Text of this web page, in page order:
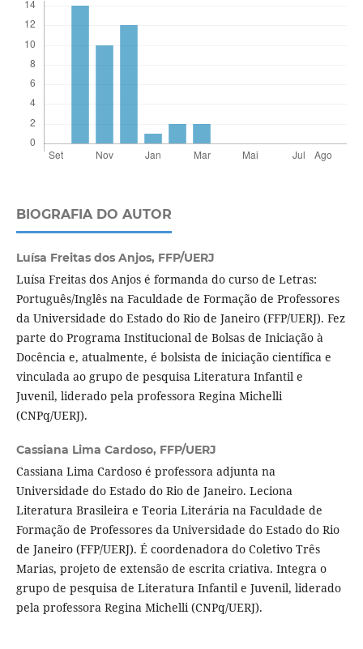
BIOGRAFIA DO AUTOR
Luísa Freitas dos Anjos, FFP/UERJ
Luísa Freitas dos Anjos é formanda do curso de Letras:
Português/Inglês na Faculdade de Formação de Professores
da Universidade do Estado do Rio de Janeiro (FFP/UERJ). Fez
parte do Programa Institucional de Bolsas de Iniciação à
Docência e, atualmente, é bolsista de iniciação científica e
vinculada ao grupo de pesquisa Literatura Infantil e
Juvenil, liderado pela professora Regina Michelli
(CNPq/UERJ).
Cassiana Lima Cardoso, FFP/UERJ
Cassiana Lima Cardoso é professora adjunta na
Universidade do Estado do Rio de Janeiro. Leciona
Literatura Brasileira e Teoria Literária na Faculdade de
Formação de Professores da Universidade do Estado do Rio
de Janeiro (FFP/UERJ). É coordenadora do Coletivo Três
Marias, projeto de extensão de escrita criativa. Integra o
grupo de pesquisa de Literatura Infantil e Juvenil, liderado
pela professora Regina Michelli (CNPq/UERJ).